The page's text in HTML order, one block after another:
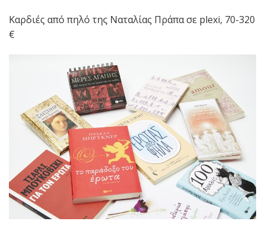
Kαρδιές από πηλό της Ναταλίας Πράπα σε plexi, 70-320
€